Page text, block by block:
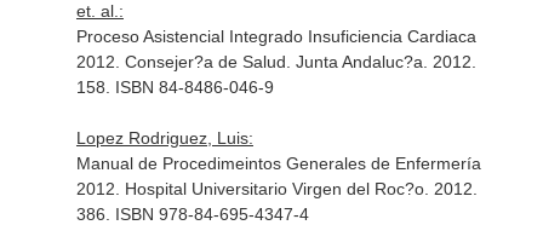
et. al.:
Proceso Asistencial Integrado Insuficiencia Cardiaca
2012. Consejer?a de Salud. Junta Andaluc?a. 2012.
158. ISBN 84-8486-046-9
Lopez Rodriguez, Luis:
Manual de Procedimeintos Generales de Enfermería
2012. Hospital Universitario Virgen del Roc?o. 2012.
386. ISBN 978-84-695-4347-4